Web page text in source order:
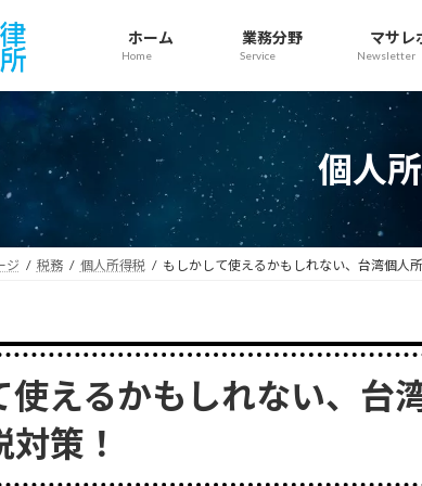
ホーム
Home
業務分野
Service
マサレ
Newsletter
個人
ジ 税務 個人所得税 もしかして使えるかもしれない、台湾個人
使えるかもしれない、台
策！